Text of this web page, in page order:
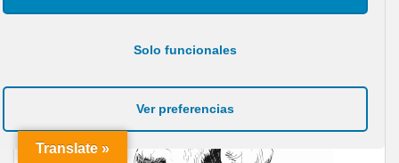
Solo funcionales
Ver preferencias
Translate »